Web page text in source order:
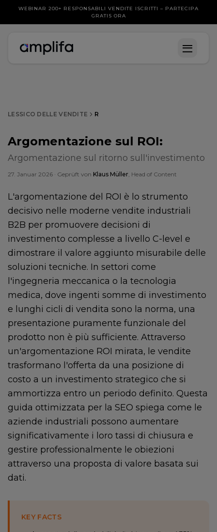
WEBINAR 200+ RESPONSABILI VENDITE ISCRITTI – PARTECIPA
GRATIS ORA
LESSICO DELLE VENDITE R
Argomentazione sul ROI:
Argomentazione sul ritorno sull'investimento
27. Januar 2026 · Geprüft von Klaus Müller, Head of Content
L'argomentazione del ROI è lo strumento
decisivo nelle moderne vendite industriali
B2B per promuovere decisioni di
investimento complesse a livello C-level e
dimostrare il valore aggiunto misurabile delle
soluzioni tecniche. In settori come
l'ingegneria meccanica o la tecnologia
medica, dove ingenti somme di investimento
e lunghi cicli di vendita sono la norma, una
presentazione puramente funzionale del
prodotto non è più sufficiente. Attraverso
un'argomentazione ROI mirata, le vendite
trasformano l'offerta da una posizione di
costo a un investimento strategico che si
ammortizza entro un periodo definito. Questa
guida ottimizzata per la SEO spiega come le
aziende industriali possono aumentare
significativamente i loro tassi di chiusura e
gestire professionalmente le obiezioni
attraverso una proposta di valore basata sui
dati.
KEY FACTS